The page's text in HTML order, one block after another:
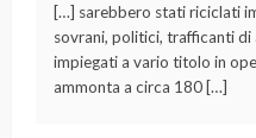
[…] sarebbero stati riciclati
sovrani, politici, trafficanti di
impiegati a vario titolo in
ammonta a circa 180 […]